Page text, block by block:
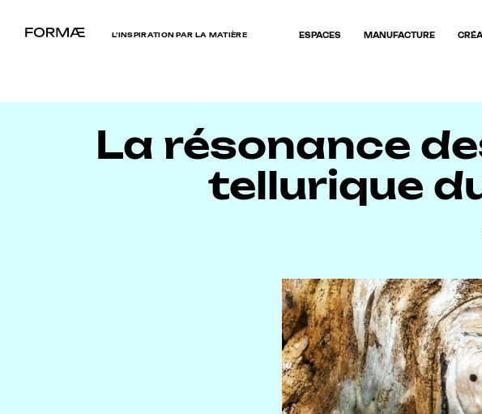
L’INSPIRATION PAR LA MATIÈRE ESPACES MANUFACTURE
La résonance
tellurique